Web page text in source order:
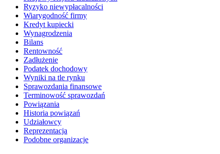
Ryzyko niewypłacalności
Wiarygodność firmy
Kredyt kupiecki
Wynagrodzenia
Bilans
Rentowność
Zadłużenie
Podatek dochodowy
Wyniki na tle rynku
Sprawozdania finansowe
Terminowość sprawozdań
Powiązania
Historia powiązań
Udziałowcy
Reprezentacja
Podobne organizacje